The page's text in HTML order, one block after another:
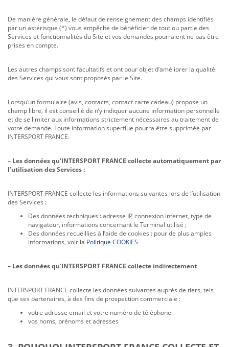
De manière générale, le défaut de renseignement des champs identifiés
par un astérisque (*) vous empêche de bénéficier de tout ou partie des
Services et fonctionnalités du Site et vos demandes pourraient ne pas être
prises en compte.
Les autres champs sont facultatifs et ont pour objet d’améliorer la qualité
des Services qui vous sont proposés par le Site.
Lorsqu’un formulaire (avis, contacts, contact carte cadeau) propose un
champ libre, il est conseillé de n’y indiquer aucune information personnelle
et de se limiter aux informations strictement nécessaires au traitement de
votre demande. Toute information superflue pourra être supprimée par
INTERSPORT FRANCE.
– Les données qu’INTERSPORT FRANCE collecte automatiquement par
l’utilisation des Services :
INTERSPORT FRANCE collecte les informations suivantes lors de l’utilisation
des Services :
Des données techniques : adresse IP, connexion internet, type de
navigateur, informations concernant le Terminal utilisé ;
Des données recueillies à l’aide de cookies : pour de plus amples
informations, voir la Politique COOKIES
– Les données qu’INTERSPORT FRANCE collecte indirectement
INTERSPORT FRANCE collecte les données suivantes auprès de tiers, tels
que ses partenaires, à des fins de prospection commerciale :
votre adresse email et votre numéro de téléphone
vos noms, prénoms et adresses